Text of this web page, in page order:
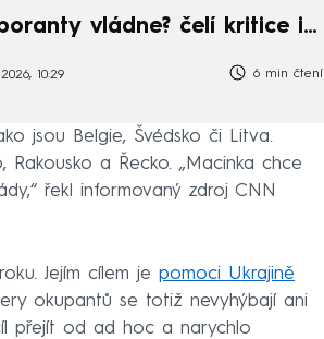
vládne? čelí kritice i
10:29 6 min čtení
jsou Belgie, Švédsko či Litva.
Rakousko a Řecko. „Macinka chce
řekl informovaný zdroj CNN
Jejím cílem je pomoci Ukrajině
okupantů se totiž nevyhýbají ani
přejít od ad hoc a narychlo